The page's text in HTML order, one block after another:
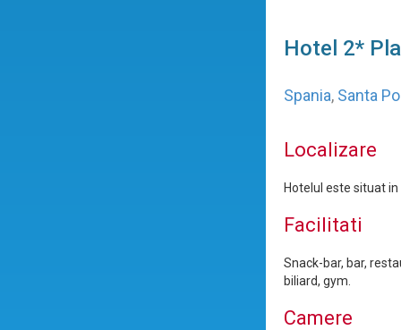
Hotel 2*
Spania, Santa
Localizare
Hotelul este situat
Facilitati
Snack-bar, bar,
biliard, gym.
Camere